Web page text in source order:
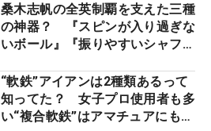
桑木志帆の全英制覇を支えた三種
の神器？ 『スピンが入り過ぎな
いボール』『振りやすいシャフ
ー』 #女子プロセッティング
“軟鉄”アイアンは2種類あるって
知ってた？ 女子プロ使用者も多
い“複合軟鉄”はアマチュアにもオ